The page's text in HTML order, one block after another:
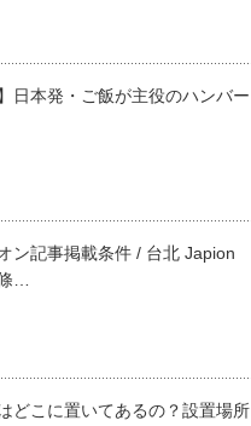
日本発・ご飯が主役のハンバー
ン記事掲載条件 / 台北 Japion
…
どこに置いてあるの？設置場所